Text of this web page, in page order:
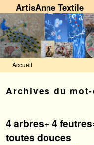
ArtisAnne Textile
Accueil
Archives du
4 arbres+ 4
toutes douces